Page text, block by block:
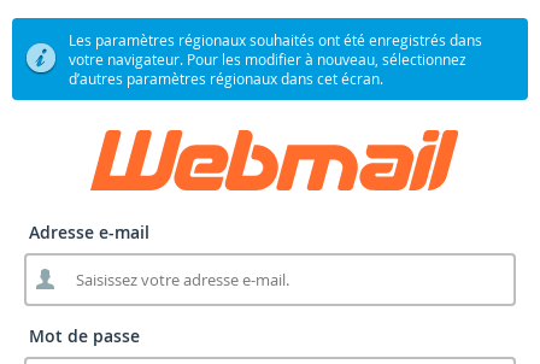
Les paramètres régionaux souhaités ont été enregistrés dans
votre navigateur. Pour les modifier à nouveau, sélectionnez
d’autres paramètres régionaux dans cet écran.
Adresse e-mail
Mot de passe